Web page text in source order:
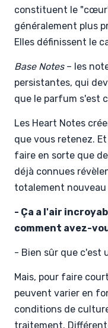
constituent le
généralement plus
Elles définissent le
Base Notes– les
persistantes, qui
que le parfum s'est
Les Heart Notes
que vous retenez.
faire en sorte que
déjà connues
totalement
- Ça a l'air
comment avez-
- Bien sûr que c'est
Mais, pour faire
peuvent varier en
conditions de
traitement.